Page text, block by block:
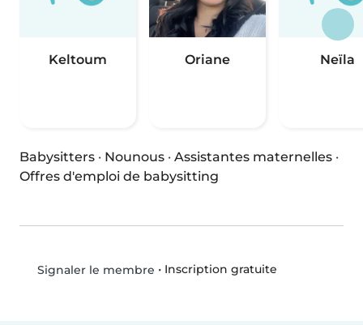
Keltoum Oriane Neïla
Babysitters · Nounous · Assistantes maternelles ·
Offres d'emploi de babysitting
Signaler le membre • Inscription gratuite